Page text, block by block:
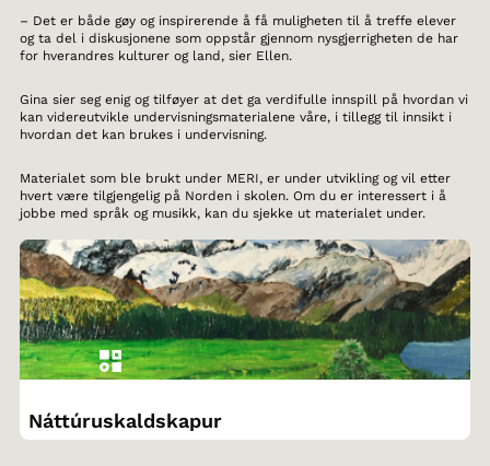
– Det er både gøy og inspirerende å få muligheten til å treffe elever
og ta del i diskusjonene som oppstår gjennom nysgjerrigheten de har
for hverandres kulturer og land, sier Ellen.
Gina sier seg enig og tilføyer at det ga verdifulle innspill på hvordan vi
kan videreutvikle undervisningsmaterialene våre, i tillegg til innsikt i
hvordan det kan brukes i undervisning.
Materialet som ble brukt under MERI, er under utvikling og vil etter
hvert være tilgjengelig på Norden i skolen. Om du er interessert i å
jobbe med språk og musikk, kan du sjekke ut materialet under.
Náttúruskaldskapur